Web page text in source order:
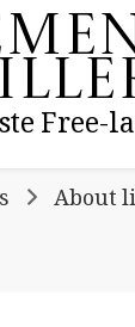
Free-
About